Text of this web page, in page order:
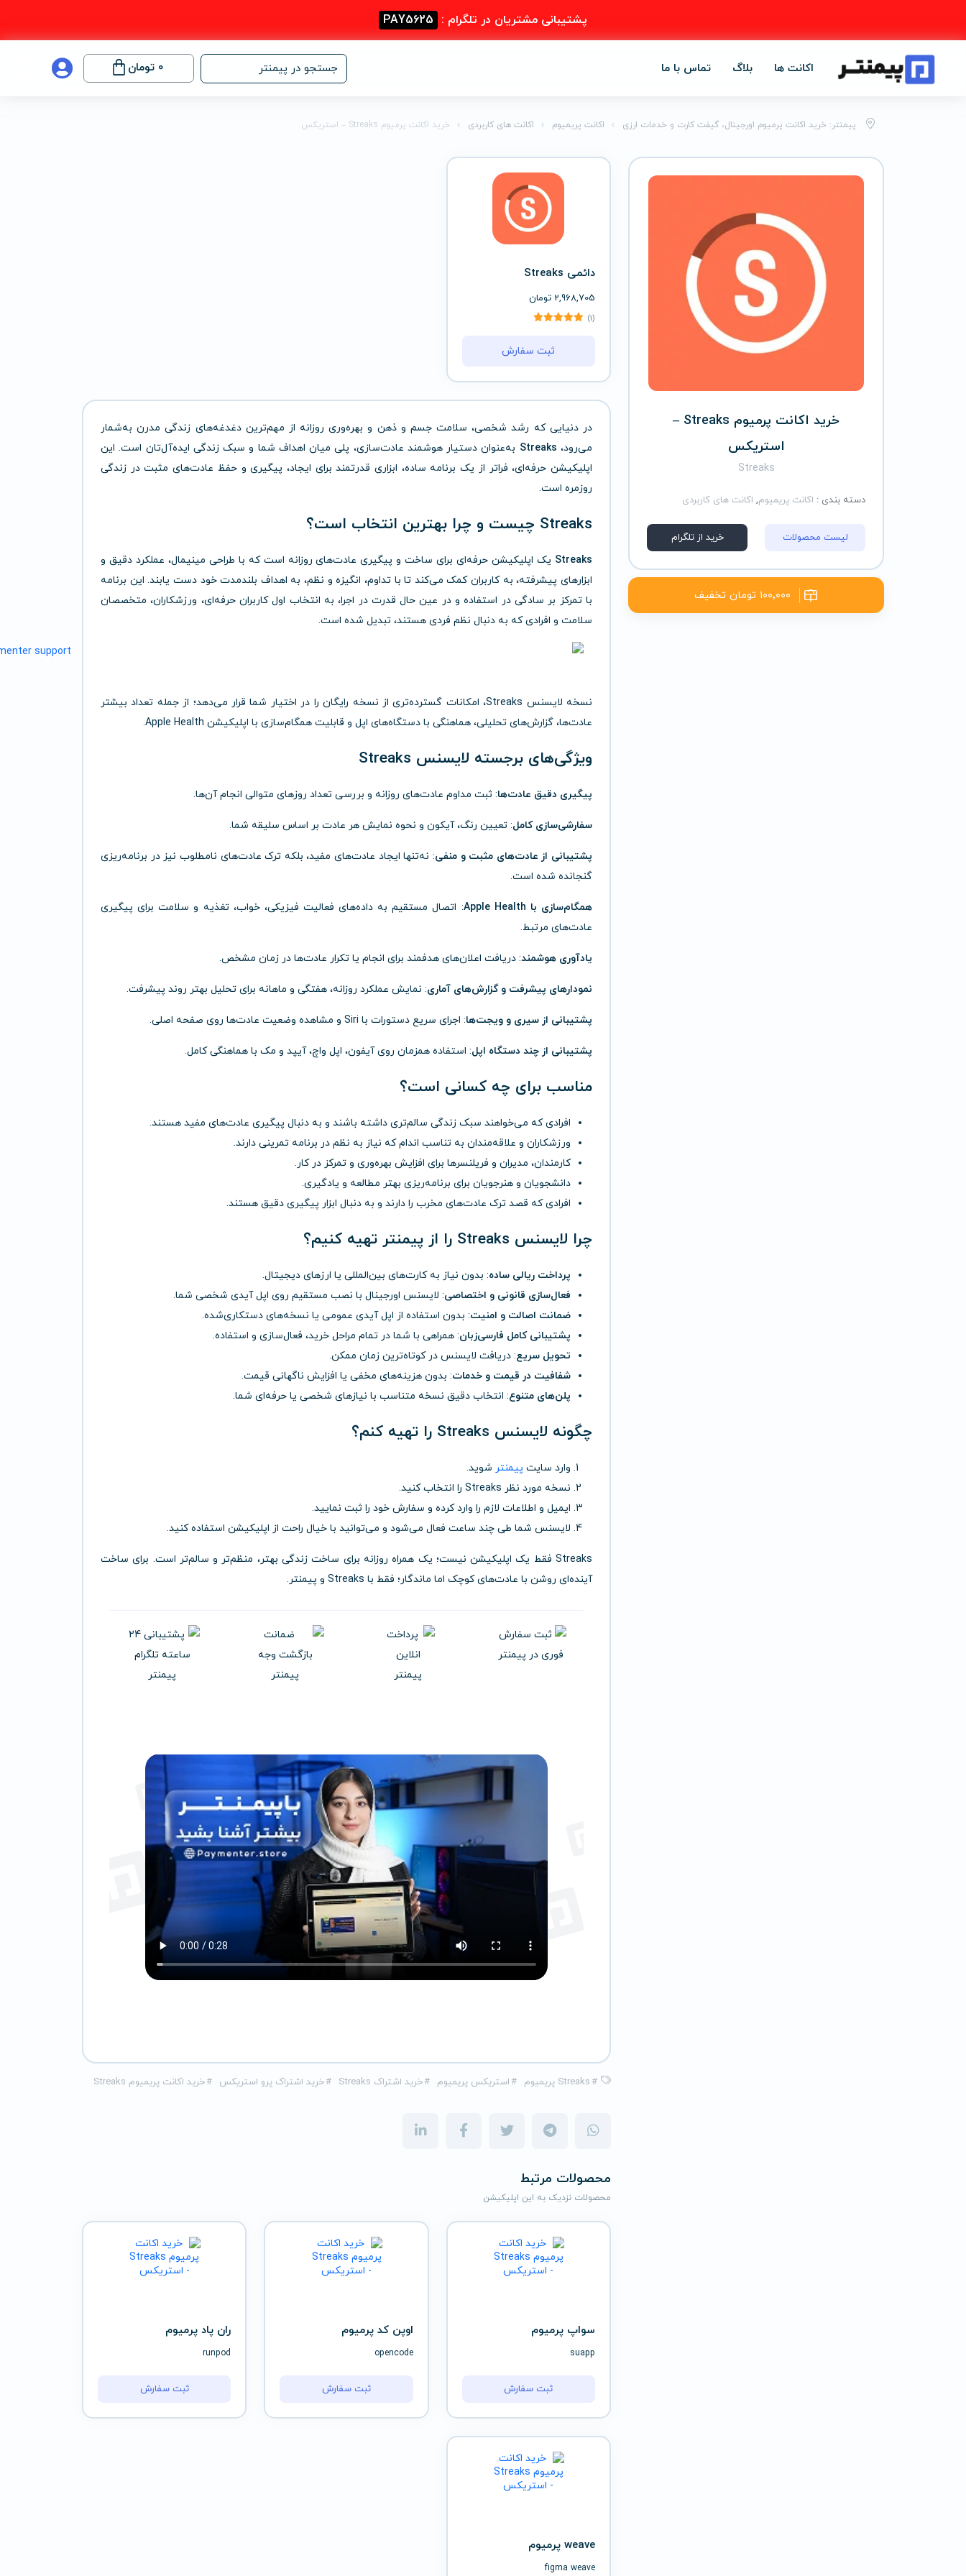
پشتیبانی مشتریان در تلگرام : PAY5625
اکانت ها بلاگ تماس با ما جستجو در پیمنتر 0 تومان
پیمنتر: خرید اکانت پرمیوم اورجینال، گیفت کارت و خدمات ارزی اکانت پریمیوم اکانت های کاربردی خرید اکانت پرمیوم Streaks – استریکس
خرید اکانت پرمیوم Streaks –
استریکس
Streaks
دسته بندی : اکانت پریمیوم, اکانت های کاربردی
لیست محصولات خرید از تلگرام
۱۰۰٬۰۰۰ تومان تخفیف
دائمی Streaks
2,968,705 تومان
(1)
ثبت سفارش
در دنیایی که رشد شخصی، سلامت جسم و ذهن و بهره‌وری روزانه از مهم‌ترین دغدغه‌های زندگی مدرن به‌شمار
می‌رود، Streaks به‌عنوان دستیار هوشمند عادت‌سازی، پلی میان اهداف شما و سبک زندگی ایده‌آل‌تان است. این
اپلیکیشن حرفه‌ای، فراتر از یک برنامه ساده، ابزاری قدرتمند برای ایجاد، پیگیری و حفظ عادت‌های مثبت در زندگی
روزمره است.
Streaks چیست و چرا بهترین انتخاب است؟
Streaks یک اپلیکیشن حرفه‌ای برای ساخت و پیگیری عادت‌های روزانه است که با طراحی مینیمال، عملکرد دقیق و
ابزارهای پیشرفته، به کاربران کمک می‌کند تا با تداوم، انگیزه و نظم، به اهداف بلندمدت خود دست یابند. این برنامه
با تمرکز بر سادگی در استفاده و در عین حال قدرت در اجرا، به انتخاب اول کاربران حرفه‌ای، ورزشکاران، متخصصان
سلامت و افرادی که به دنبال نظم فردی هستند، تبدیل شده است.
نسخه لایسنس Streaks، امکانات گسترده‌تری از نسخه رایگان را در اختیار شما قرار می‌دهد؛ از جمله تعداد بیشتر
عادت‌ها، گزارش‌های تحلیلی، هماهنگی با دستگاه‌های اپل و قابلیت همگام‌سازی با اپلیکیشن Apple Health.
ویژگی‌های برجسته لایسنس Streaks
پیگیری دقیق عادت‌ها: ثبت مداوم عادت‌های روزانه و بررسی تعداد روزهای متوالی انجام آن‌ها.
سفارشی‌سازی کامل: تعیین رنگ، آیکون و نحوه نمایش هر عادت بر اساس سلیقه شما.
پشتیبانی از عادت‌های مثبت و منفی: نه‌تنها ایجاد عادت‌های مفید، بلکه ترک عادت‌های نامطلوب نیز در برنامه‌ریزی
گنجانده شده است.
همگام‌سازی با Apple Health
: اتصال مستقیم به داده‌های فعالیت فیزیکی، خواب، تغذیه و سلامت برای پیگیری
عادت‌های مرتبط.
یادآوری هوشمند: دریافت اعلان‌های هدفمند برای انجام یا تکرار عادت‌ها در زمان مشخص.
نمودارهای پیشرفت و گزارش‌های آماری: نمایش عملکرد روزانه، هفتگی و ماهانه برای تحلیل بهتر روند پیشرفت.
پشتیبانی از سیری و ویجت‌ها: اجرای سریع دستورات با Siri و مشاهده وضعیت عادت‌ها روی صفحه اصلی.
پشتیبانی از چند دستگاه اپل: استفاده همزمان روی آیفون، اپل واچ، آیپد و مک با هماهنگی کامل.
مناسب برای چه کسانی است؟
افرادی که می‌خواهند سبک زندگی سالم‌تری داشته باشند و به دنبال پیگیری عادت‌های مفید هستند.
ورزشکاران و علاقه‌مندان به تناسب اندام که نیاز به نظم در برنامه تمرینی دارند.
کارمندان، مدیران و فریلنسرها برای افزایش بهره‌وری و تمرکز در کار.
دانشجویان و هنرجویان برای برنامه‌ریزی بهتر مطالعه و یادگیری.
افرادی که قصد ترک عادت‌های مخرب را دارند و به دنبال ابزار پیگیری دقیق هستند.
چرا لایسنس Streaks را از پیمنتر تهیه کنیم؟
پرداخت ریالی ساده: بدون نیاز به کارت‌های بین‌المللی یا ارزهای دیجیتال.
فعال‌سازی قانونی و اختصاصی: لایسنس اورجینال با نصب مستقیم روی اپل آیدی شخصی شما.
ضمانت اصالت و امنیت: بدون استفاده از اپل آیدی عمومی یا نسخه‌های دستکاری‌شده.
پشتیبانی کامل فارسی‌زبان: همراهی با شما در تمام مراحل خرید، فعال‌سازی و استفاده.
تحویل سریع: دریافت لایسنس در کوتاه‌ترین زمان ممکن.
شفافیت در قیمت و خدمات: بدون هزینه‌های مخفی یا افزایش ناگهانی قیمت.
پلن‌های متنوع: انتخاب دقیق نسخه متناسب با نیازهای شخصی یا حرفه‌ای شما.
چگونه لایسنس Streaks را تهیه کنم؟
وارد سایت پیمنتر شوید.
نسخه مورد نظر Streaks را انتخاب کنید.
ایمیل و اطلاعات لازم را وارد کرده و سفارش خود را ثبت نمایید.
لایسنس شما طی چند ساعت فعال می‌شود و می‌توانید با خیال راحت از اپلیکیشن استفاده کنید.
Streaks فقط یک اپلیکیشن نیست؛ یک همراه روزانه برای ساخت زندگی بهتر، منظم‌تر و سالم‌تر است. برای ساخت
آینده‌ای روشن با عادت‌های کوچک اما ماندگار؛ فقط با Streaks و پیمنتر.
# Streaks پریمیوم # استریکس پریمیوم #خرید اشتراک Streaks #خرید اشتراک پرو استریکس #خرید اکانت پریمیوم Streaks
محصولات مرتبط
محصولات نزدیک به این اپلیکیشن
سواپ پرمیوم
suapp
ثبت سفارش
اوپن کد پرمیوم
opencode
ثبت سفارش
ران پاد پرمیوم
runpod
ثبت سفارش
weave پرمیوم
figma weave